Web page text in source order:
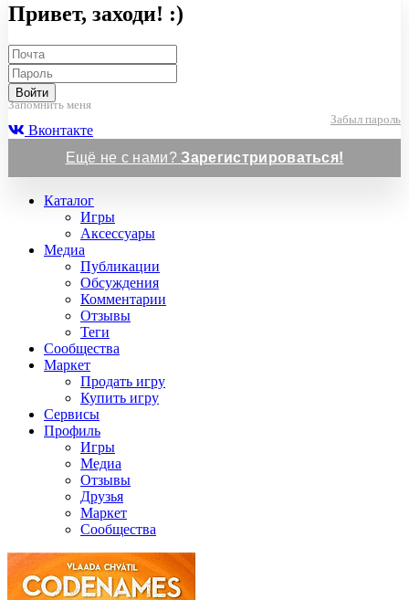
Привет, заходи! :)
Войти
Запомнить меня
Забыл пароль
Вконтакте
Ещё не с нами?Зарегистрироваться!
Каталог
Игры
Аксессуары
Медиа
Публикации
Обсуждения
Комментарии
Отзывы
Теги
Сообщества
Маркет
Продать игру
Купить игру
Сервисы
Профиль
Игры
Медиа
Отзывы
Друзья
Маркет
Сообщества